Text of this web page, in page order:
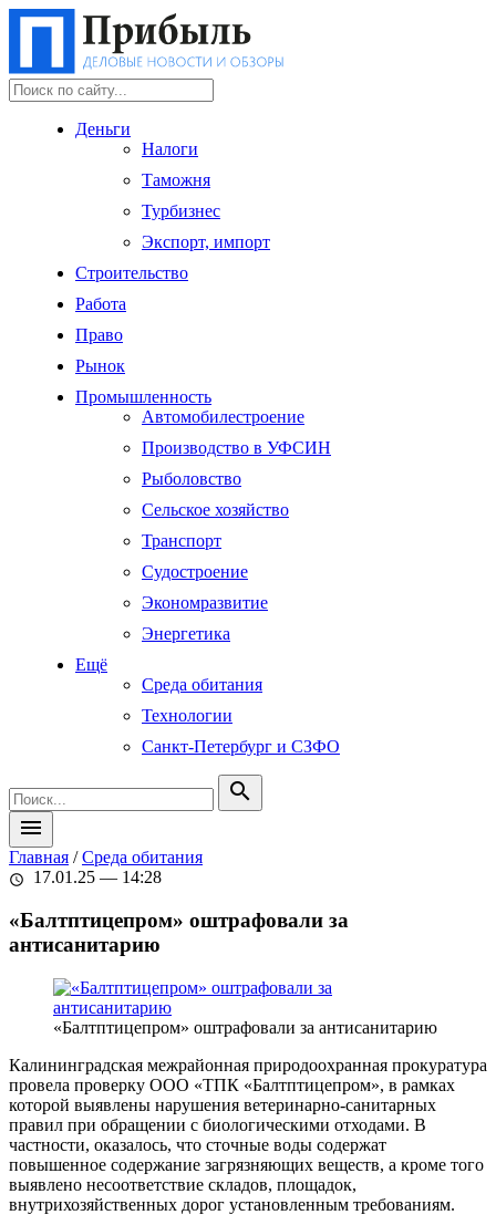
Деньги
Налоги
Таможня
Турбизнес
Экспорт, импорт
Строительство
Работа
Право
Рынок
Промышленность
Автомобилестроение
Производство в УФСИН
Рыболовство
Сельское хозяйство
Транспорт
Судостроение
Экономразвитие
Энергетика
Ещё
Среда обитания
Технологии
Санкт-Петербург и СЗФО
search
menu
Главная /Среда обитания
schedule 17.01.25 — 14:28
«Балтптицепром» оштрафовали за
антисанитарию
«Балтптицепром» оштрафовали за антисанитарию
Калининградская межрайонная природоохранная прокуратура
провела проверку ООО «ТПК «Балтптицепром», в рамках
которой выявлены нарушения ветеринарно-санитарных
правил при обращении с биологическими отходами. В
частности, оказалось, что сточные воды содержат
повышенное содержание загрязняющих веществ, а кроме того
выявлено несоответствие складов, площадок,
внутрихозяйственных дорог установленным требованиям.